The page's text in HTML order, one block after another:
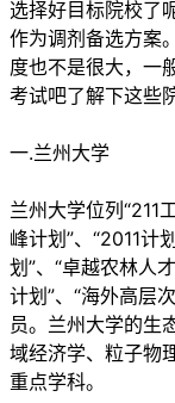
选择好目标院校了
作为调剂备选方案
度也不是很大，一
考试吧了解下这些
一.兰州大学
兰州大学位列“211
峰计划”、“2011计
划”、“卓越农林人
计划”、“海外高层
员。兰州大学的生
域经济学、粒子物
重点学科。